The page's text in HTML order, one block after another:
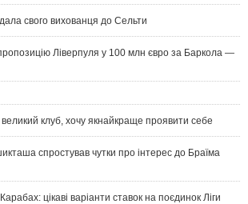
свого вихованця до Сельти
Ліверпуля у 100 млн євро за Баркола —
клуб, хочу якнайкраще проявити себе
спростував чутки про інтерес до Браїма
цікаві варіанти ставок на поєдинок Ліги